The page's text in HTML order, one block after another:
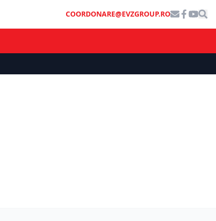
COORDONARE@EVZGROUP.RO